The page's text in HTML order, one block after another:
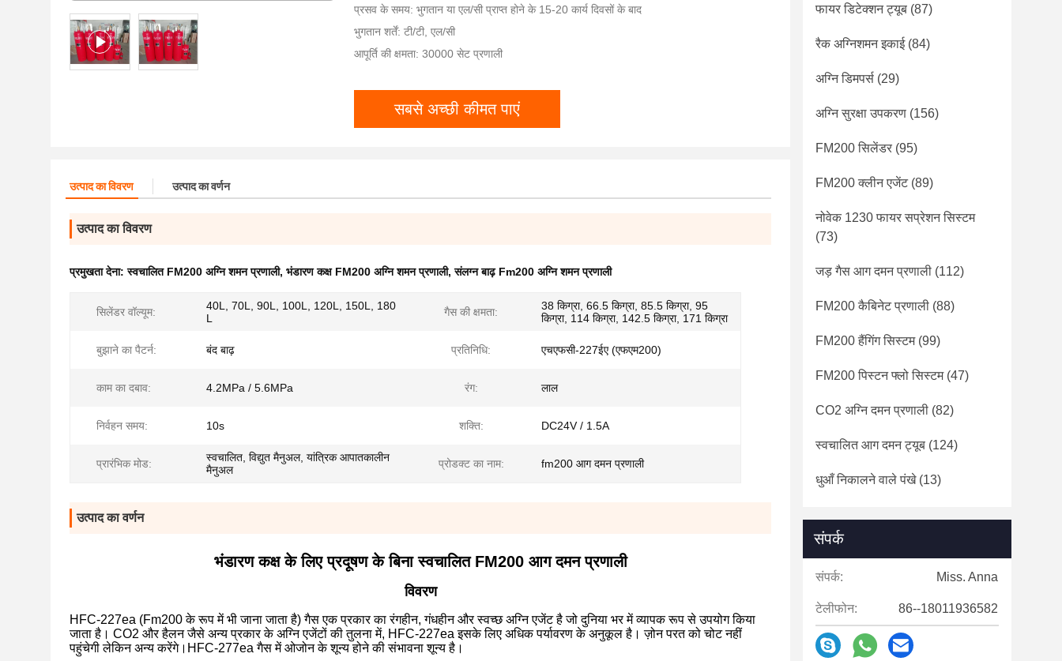
प्रसव के समय: भुगतान या एल/सी प्राप्त होने के 15-20 कार्य दिवसों के बाद
भुगतान शर्तें: टी/टी, एल/सी
आपूर्ति की क्षमता: 30000 सेट प्रणाली
सबसे अच्छी कीमत पाएं
उत्पाद का विवरण उत्पाद का वर्णन
उत्पाद का विवरण
प्रमुखता देना:स्वचालित FM200 अग्नि शमन प्रणाली, भंडारण कक्ष FM200 अग्नि शमन प्रणाली,संलग्न बाढ़ Fm200 अग्नि शमन प्रणाली
सिलेंडर वॉल्यूम:
40L, 70L, 90L, 100L, 120L, 150L, ​​180
L
गैस की क्षमता:
38 किग्रा, 66.5 किग्रा, 85.5 किग्रा, 95
किग्रा, 114 किग्रा, 142.5 किग्रा, 171 किग्रा
बुझाने का पैटर्न: बंद बाढ़ प्रतिनिधि: एचएफसी-227ईए (एफएम200)
काम का दबाव: 4.2MPa / 5.6MPa रंग: लाल
निर्वहन समय: 10s शक्ति: DC24V / 1.5A
प्रारंभिक मोड:
स्वचालित, विद्युत मैनुअल, यांत्रिक आपातकालीन
मैनुअल
प्रोडक्ट का नाम: fm200 आग दमन प्रणाली
उत्पाद का वर्णन
भंडारण कक्ष के लिए प्रदूषण के बिना स्वचालित FM200 आग दमन प्रणाली
विवरण
HFC-227ea (Fm200 के रूप में भी जाना जाता है) गैस एक प्रकार का रंगहीन, गंधहीन और स्वच्छ अग्नि एजेंट है जो दुनिया भर में व्यापक रूप से उपयोग किया
जाता है। CO2 और हैलन जैसे अन्य प्रकार के अग्नि एजेंटों की तुलना में, HFC-227ea इसके लिए अधिक पर्यावरण के अनुकूल है। ज़ोन परत को चोट नहीं
पहुंचेगी लेकिन अन्य करेंगे।HFC-277ea गैस में ओजोन के शून्य होने की संभावना शून्य है।
फायर डिटेक्शन ट्यूब (87)
रैक अग्निशमन इकाई(84)
अग्नि डिमपर्स (29)
अग्नि सुरक्षा उपकरण (156)
FM200 सिलेंडर (95)
FM200 क्लीन एजेंट(89)
नोवेक 1230 फायर सप्रेशन सिस्टम
(73)
जड़ गैस आग दमन प्रणाली (112)
FM200 कैबिनेट प्रणाली (88)
FM200 हैंगिंग सिस्टम(99)
FM200 पिस्टन फ्लो सिस्टम(47)
CO2 अग्नि दमन प्रणाली (82)
स्वचालित आग दमन ट्यूब (124)
धुआँ निकालने वाले पंखे(13)
संपर्क
संपर्क: Miss. Anna
टेलीफोन: 86--18011936582